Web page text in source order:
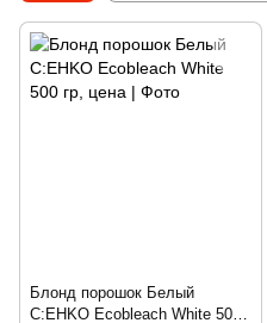
Блонд порошок Белый
C:EHKO Ecobleach White 500